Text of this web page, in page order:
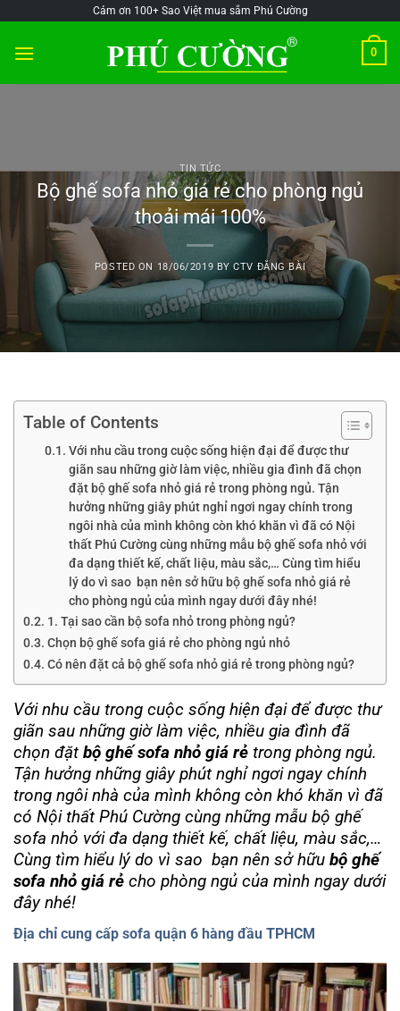
content
Cảm ơn 100+ Sao Việt mua sắm Phú Cường
0
TIN TỨC
Bộ ghế sofa nhỏ giá rẻ cho phòng ngủ
thoải mái 100%
POSTED ON 18/06/2019 BYCTV ĐĂNG BÀI
Table of Contents
Với nhu cầu trong cuộc sống hiện đại để được thư
giãn sau những giờ làm việc, nhiều gia đình đã chọn
đặt bộ ghế sofa nhỏ giá rẻ trong phòng ngủ. Tận
hưởng những giây phút nghỉ ngơi ngay chính trong
ngôi nhà của mình không còn khó khăn vì đã có Nội
thất Phú Cường cùng những mẫu bộ ghế sofa nhỏ với
đa dạng thiết kế, chất liệu, màu sắc,… Cùng tìm hiểu
lý do vì sao bạn nên sở hữu bộ ghế sofa nhỏ giá rẻ
cho phòng ngủ của mình ngay dưới đây nhé!
1. Tại sao cần bộ sofa nhỏ trong phòng ngủ?
Chọn bộ ghế sofa giá rẻ cho phòng ngủ nhỏ
Có nên đặt cả bộ ghế sofa nhỏ giá rẻ trong phòng ngủ?
Với nhu cầu trong cuộc sống hiện đại để được thư
giãn sau những giờ làm việc, nhiều gia đình đã
chọn đặt bộ ghế sofa nhỏ giá rẻ trong phòng ngủ.
Tận hưởng những giây phút nghỉ ngơi ngay chính
trong ngôi nhà của mình không còn khó khăn vì đã
có Nội thất Phú Cường cùng những mẫu bộ ghế
sofa nhỏ với đa dạng thiết kế, chất liệu, màu sắc,…
Cùng tìm hiểu lý do vì sao bạn nên sở hữu bộ ghế
sofa nhỏ giá rẻ cho phòng ngủ của mình ngay dưới
đây nhé!
Địa chỉ cung cấp sofa quận 6 hàng đầu TPHCM
mỪng1
mỪng1